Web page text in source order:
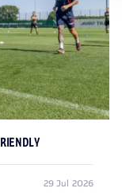
29 Jul 2026